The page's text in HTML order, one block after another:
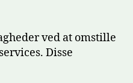
ved at omstille
Disse